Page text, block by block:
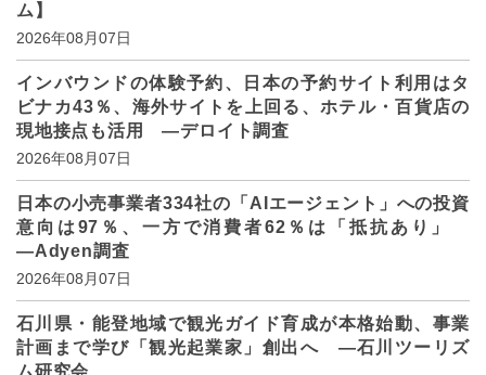
ム】
2026年08月07日
インバウンドの体験予約、日本の予約サイト利用はタ
ビナカ43％、海外サイトを上回る、ホテル・百貨店の
現地接点も活用 ―デロイト調査
2026年08月07日
日本の小売事業者334社の「AIエージェント」への投資
意向は97％、一方で消費者62％は「抵抗あり」
―Adyen調査
2026年08月07日
石川県・能登地域で観光ガイド育成が本格始動、事業
計画まで学び「観光起業家」創出へ ―石川ツーリズ